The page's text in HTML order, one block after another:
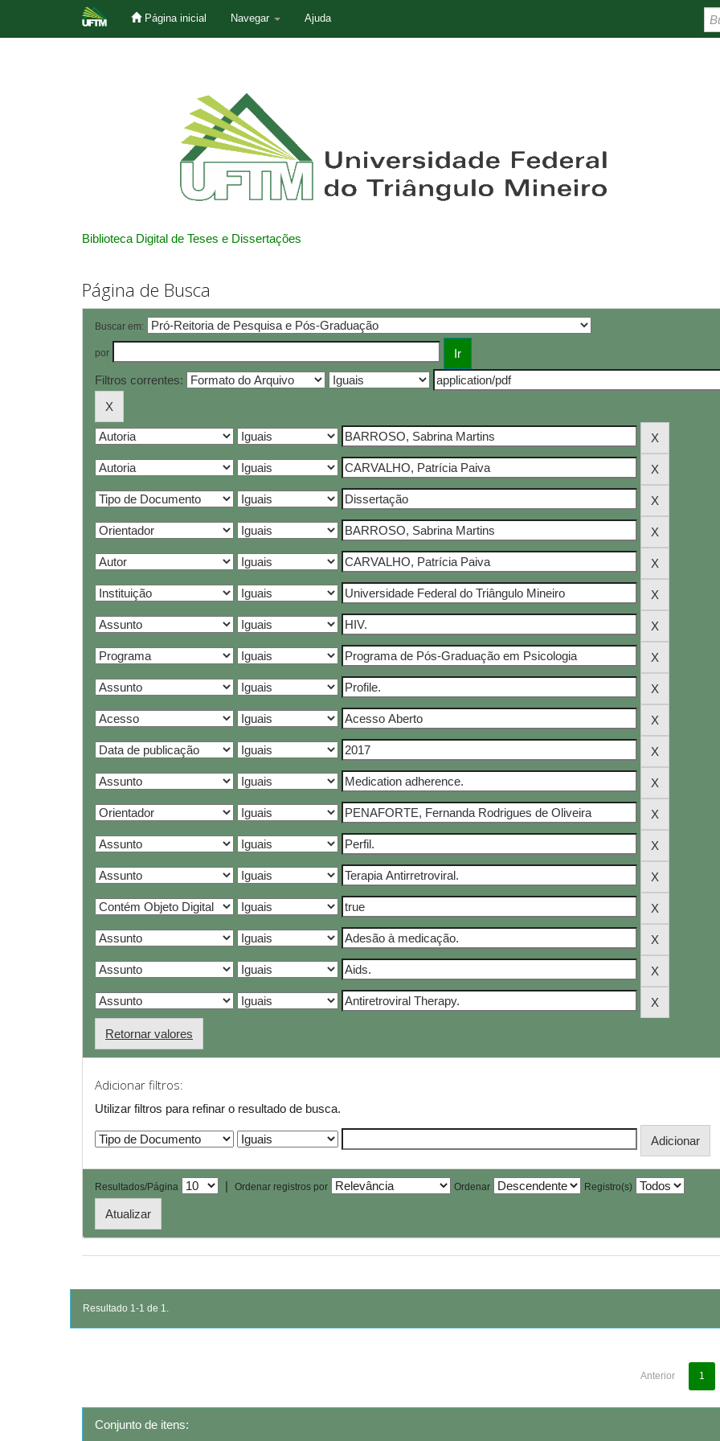
Página inicial Navegar Ajuda
Biblioteca Digital de Teses e Dissertações
Página de Busca
Buscar em:
por
Filtros correntes:
Retornar valores
Adicionar filtros:
Utilizar filtros para refinar o resultado de busca.
Resultados/Página | Ordenar registros por Ordenar Registro(s)
Resultado 1-1 de 1.
Anterior 1
Conjunto de itens: